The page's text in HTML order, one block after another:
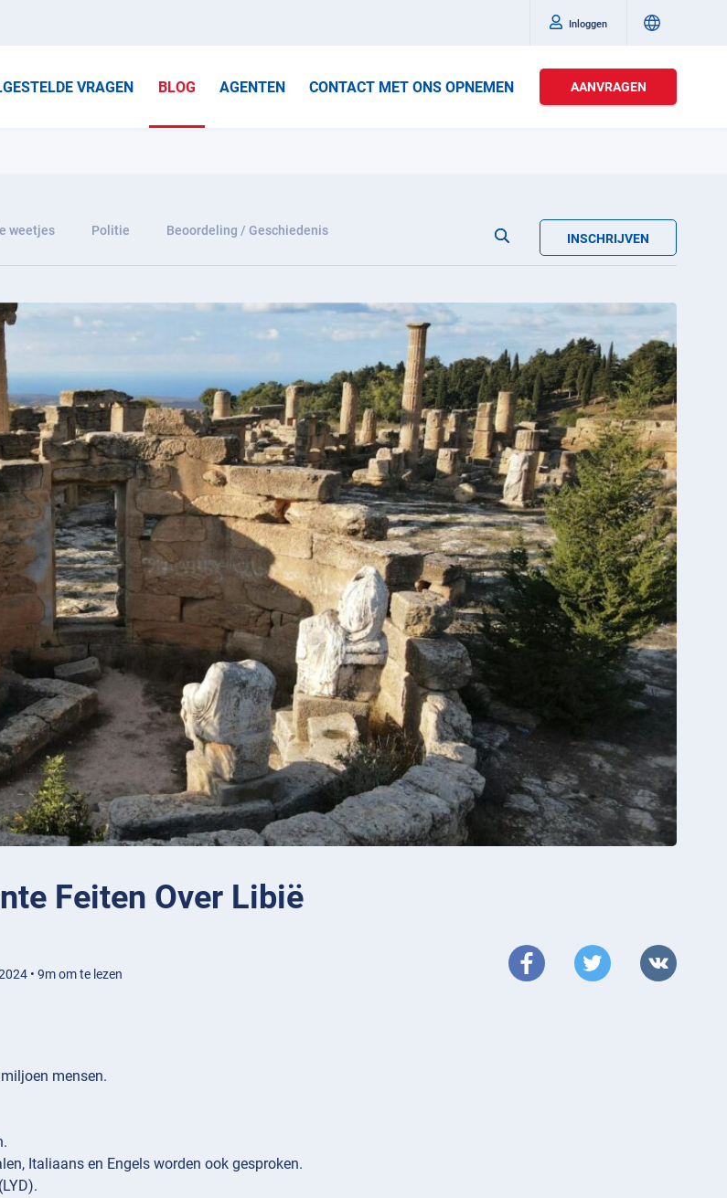
Inloggen
VRAGEN BLOG AGENTEN CONTACT MET ONS OPNEMEN AANVRAGEN
weetjes Politie
Beoordeling / Geschiedenis
INSCHRIJVEN
Feiten Over Libië
• 9m om te lezen
mensen.
Italiaans en Engels worden ook gesproken.